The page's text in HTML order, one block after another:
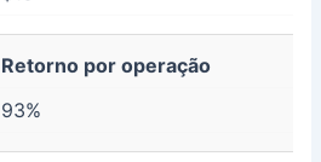
Retorno por operação
93%